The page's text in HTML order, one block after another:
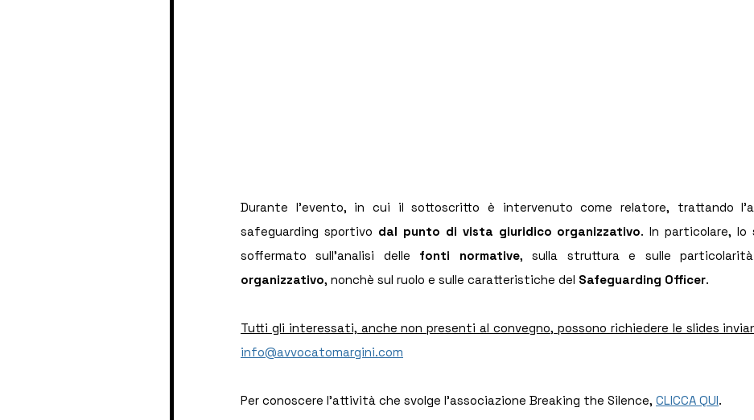
Durante l'evento, in cui il sottoscritto è intervenuto come relatore, trattando
safeguarding sportivo dal punto di vista giuridico organizzativo. In particolare, lo
soffermato sull'analisi delle fonti normative, sulla struttura e sulle
organizzativo, nonchè sul ruolo e sulle caratteristiche del Safeguarding Officer.
info@avvocatomargini.com
Per conoscere l'attività che svolge l'associazione Breaking the Silence, CLICCA QUI.